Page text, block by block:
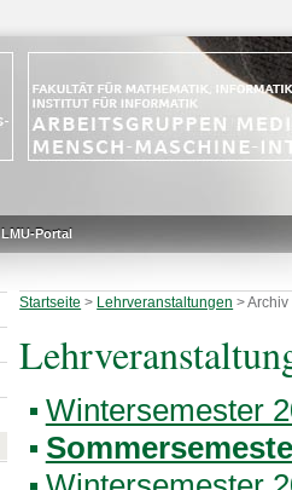
LMU-Portal
Startseite > Lehrveranstaltungen >Archiv
Wintersemester